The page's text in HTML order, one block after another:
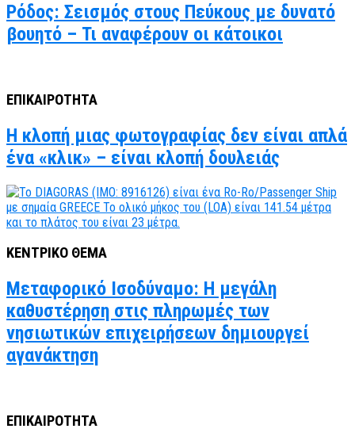
Ρόδος: Σεισμός στους Πεύκους με δυνατό
βουητό – Τι αναφέρουν οι κάτοικοι
ΕΠΙΚΑΙΡΟΤΗΤΑ
Η κλοπή μιας φωτογραφίας δεν είναι απλά
ένα «κλικ» – είναι κλοπή δουλειάς
ΚΕΝΤΡΙΚΟ ΘΕΜΑ
Μεταφορικό Ισοδύναμο: Η μεγάλη
καθυστέρηση στις πληρωμές των
νησιωτικών επιχειρήσεων δημιουργεί
αγανάκτηση
ΕΠΙΚΑΙΡΟΤΗΤΑ